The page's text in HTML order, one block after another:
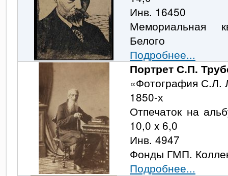
Инв. 16450
Мемориальная
Белого
Подробнее...
Портрет С.П.
«Фотография С.Л.
1850-х
Отпечаток на
10,0 x 6,0
Инв. 4947
Фонды ГМП.
Подробнее...